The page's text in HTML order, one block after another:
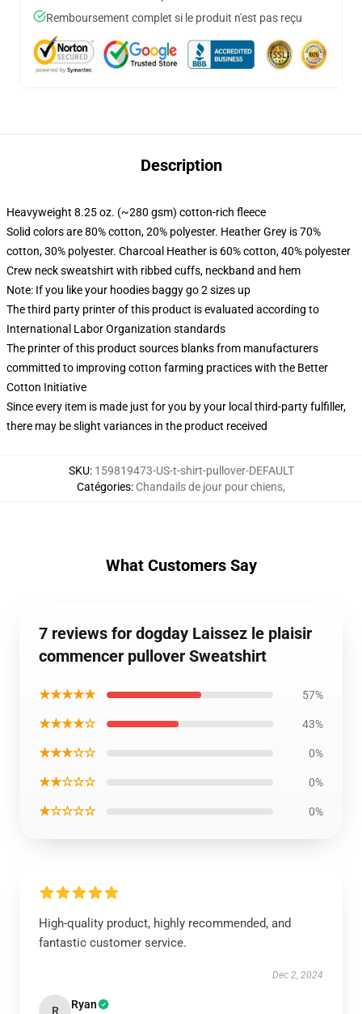
Remboursement complet si le produit n'est pas reçu
Description
Heavyweight 8.25 oz. (~280 gsm) cotton-rich fleece
Solid colors are 80% cotton, 20% polyester. Heather Grey is 70%
cotton, 30% polyester. Charcoal Heather is 60% cotton, 40% polyester
Crew neck sweatshirt with ribbed cuffs, neckband and hem
Note: If you like your hoodies baggy go 2 sizes up
The third party printer of this product is evaluated according to
International Labor Organization standards
The printer of this product sources blanks from manufacturers
committed to improving cotton farming practices with the Better
Cotton Initiative
Since every item is made just for you by your local third-party fulfiller,
there may be slight variances in the product received
SKU: 159819473-US-t-shirt-pullover-DEFAULT
Catégories: Chandails de jour pour chiens,
What Customers Say
7 reviews for dogday Laissez le plaisir
commencer pullover Sweatshirt
★★★★★ 57%
★★★★☆ 43%
★★★☆☆ 0%
★★☆☆☆ 0%
★☆☆☆☆ 0%
High-quality product, highly recommended, and
fantastic customer service.
Dec 2, 2024
R Ryan